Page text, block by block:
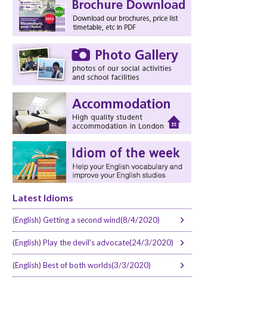
Latest Idioms
(English) Getting a second wind(8/4/2020)
(English) Play the devil’s advocate(24/3/2020)
(English) Best of both worlds(3/3/2020)